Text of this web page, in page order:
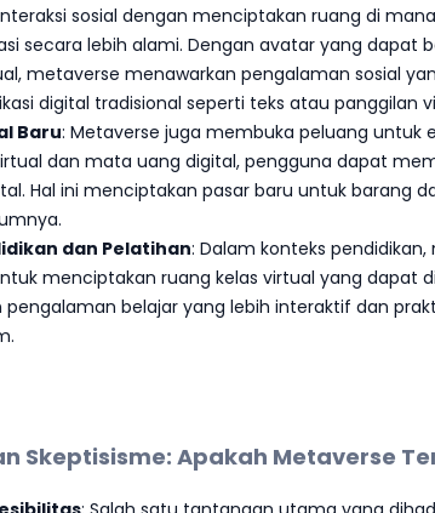
sosial dengan menciptakan ruang di
secara lebih alami. Dengan avatar yang dapat
metaverse menawarkan pengalaman sosial
digital tradisional seperti teks atau panggilan
Baru: Metaverse juga membuka peluang untuk
dan mata uang digital, pengguna dapat
Hal ini menciptakan pasar baru untuk barang
dan Pelatihan: Dalam konteks
menciptakan ruang kelas virtual yang dapat
belajar yang lebih interaktif dan
Skeptisisme: Apakah Metaverse